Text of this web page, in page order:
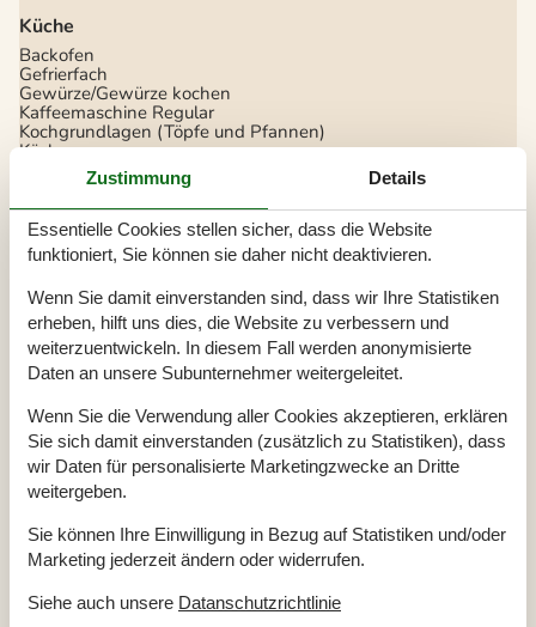
Küche
Backofen
Gefrierfach
Gewürze/Gewürze kochen
Kaffeemaschine Regular
Kochgrundlagen (Töpfe und Pfannen)
Küche
Kühlschrank
Spülmaschine
Wasserkocher
Draussen
Boot (zu mieten) Zuschlag
Gartenmöbel
Gemeinsamer Tennisplatz
Grill
Kinderschwimmbad
Spielplatz
Terrasse
Eignung
Haus ist für Haustiere geeignet
Haus ist für Nichtraucher
Haus ist gut zum Segeln geeignet
Haus ist gut zum Surfen geeignet
Haus ist nicht für Jugendgruppen geeignet
Haus kann nicht von Schulen gemietet werden
Zustimmung Details
Essentielle Cookies stellen sicher, dass die Website
funktioniert, Sie können sie daher nicht deaktivieren.
Wenn Sie damit einverstanden sind, dass wir Ihre Statistiken
erheben, hilft uns dies, die Website zu verbessern und
weiterzuentwickeln. In diesem Fall werden anonymisierte
Daten an unsere Subunternehmer weitergeleitet.
Wenn Sie die Verwendung aller Cookies akzeptieren, erklären
Sie sich damit einverstanden (zusätzlich zu Statistiken), dass
wir Daten für personalisierte Marketingzwecke an Dritte
weitergeben.
Sie können Ihre Einwilligung in Bezug auf Statistiken und/oder
Marketing jederzeit ändern oder widerrufen.
Siehe auch unsere Datanschutzrichtlinie